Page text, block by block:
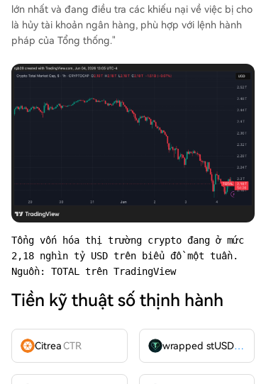
lớn nhất và đang điều tra các khiếu nại về việc bị cho
là hủy tài khoản ngân hàng, phù hợp với lệnh hành
pháp của Tổng thống."
Tổng vốn hóa thị trường crypto đang ở mức
2,18 nghìn tỷ USD trên biểu đồ một tuần.
Nguồn: TOTAL trên TradingView
Tiền kỹ thuật số thịnh hành
CitreaCTR wrapped stUSDT